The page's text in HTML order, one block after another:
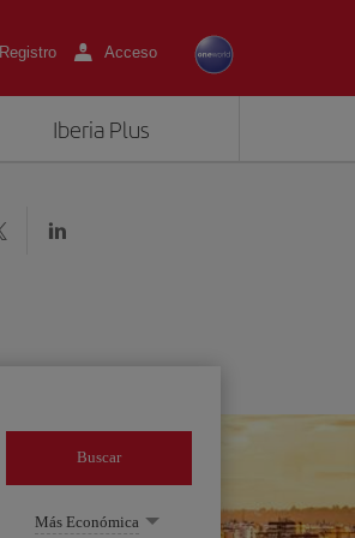
Registro Acceso
Iberia Plus
Buscar
Más Económica